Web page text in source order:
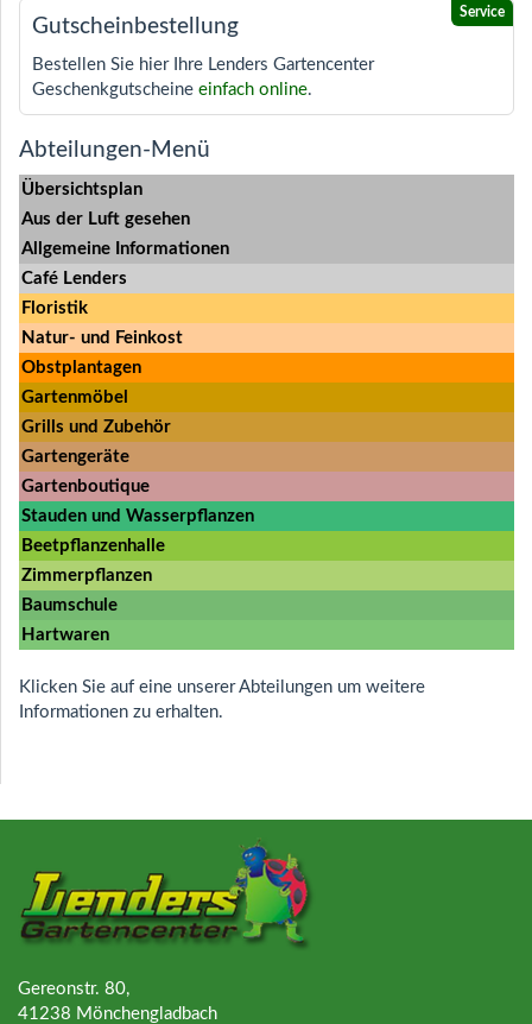
Gutscheinbestellung
Bestellen Sie hier Ihre Lenders Gartencenter
Geschenkgutscheine einfach online.
Abteilungen-Menü
Übersichtsplan
Aus der Luft gesehen
Allgemeine Informationen
Café Lenders
Floristik
Natur- und Feinkost
Obstplantagen
Gartenmöbel
Grills und Zubehör
Gartengeräte
Gartenboutique
Stauden und Wasserpflanzen
Beetpflanzenhalle
Zimmerpflanzen
Baumschule
Hartwaren
Klicken Sie auf eine unserer Abteilungen um weitere
Informationen zu erhalten.
Gereonstr. 80,
41238 Mönchengladbach